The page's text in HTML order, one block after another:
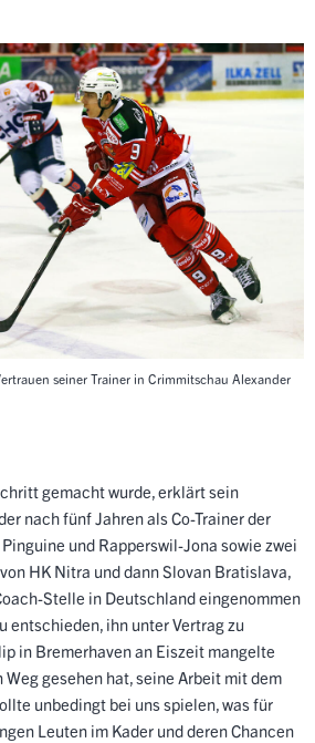
seiner Trainer in Crimmitschau Alexander
gemacht wurde, erklärt sein
nach fünf Jahren als Co-Trainer der
und Rapperswil-Jona sowie zwei
HK Nitra und dann Slovan Bratislava,
Stelle in Deutschland eingenommen
entschieden, ihn unter Vertrag zu
in Bremerhaven an Eiszeit mangelte
gesehen hat, seine Arbeit mit dem
unbedingt bei uns spielen, was für
Leuten im Kader und deren Chancen